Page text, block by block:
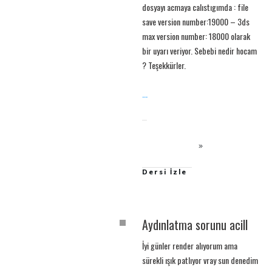
dosyayı acmaya calıstıgımda : file
save version number:19000 – 3ds
max version number: 18000 olarak
bir uyarı veriyor. Sebebi nedir hocam
? Teşekkürler.
Dersi İzle
Aydınlatma sorunu acill
İyi günler render alıyorum ama
sürekli ışık patlıyor vray sun denedim